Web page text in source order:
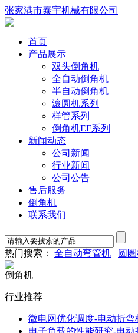
张家港市泰宇机械有限公司
首页
产品展示
双头倒角机
全自动倒角机
半自动倒角机
滚圆机系列
样管系列
倒角机EF系列
新闻动态
公司新闻
行业新闻
公司公告
售后服务
倒角机
联系我们
热门搜索： 全自动弯管机 圆
倒角机
行业推荐
微电网优化调度-电动折弯
电子负载的性能研究-电动